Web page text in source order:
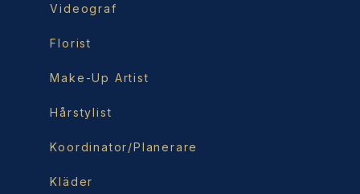
Videograf
Florist
Make-Up Artist
Hårstylist
Koordinator/Planerare
Kläder